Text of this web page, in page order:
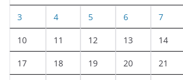
3 4 5 6 7
10 11 12 13 14
17 18 19 20 21